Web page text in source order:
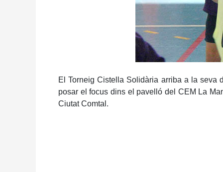
El Torneig Cistella Solidària arriba a la seva
posar el focus dins el pavelló del CEM La
Ciutat Comtal.